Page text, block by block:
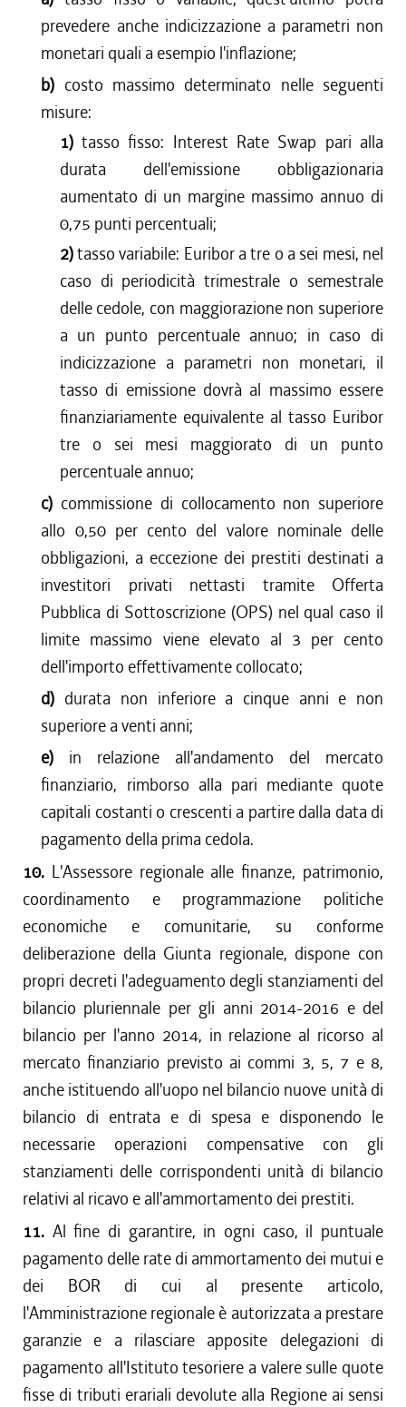
prevedere anche indicizzazione a parametri non
monetari quali a esempio l'inflazione;
b) costo massimo determinato nelle seguenti
misure:
1)tasso fisso: Interest Rate Swap pari alla
durata dell'emissione obbligazionaria
aumentato di un margine massimo annuo di
0,75 punti percentuali;
2)tasso variabile: Euribor a tre o a sei mesi, nel
caso di periodicità trimestrale o semestrale
delle cedole, con maggiorazione non superiore
a un punto percentuale annuo; in caso di
indicizzazione a parametri non monetari, il
tasso di emissione dovrà al massimo essere
finanziariamente equivalente al tasso Euribor
tre o sei mesi maggiorato di un punto
percentuale annuo;
c) commissione di collocamento non superiore
allo 0,50 per cento del valore nominale delle
obbligazioni, a eccezione dei prestiti destinati a
investitori privati nettasti tramite Offerta
Pubblica di Sottoscrizione (OPS) nel qual caso il
limite massimo viene elevato al 3 per cento
dell'importo effettivamente collocato;
d) durata non inferiore a cinque anni e non
superiore a venti anni;
e) in relazione all'andamento del mercato
finanziario, rimborso alla pari mediante quote
capitali costanti o crescenti a partire dalla data di
pagamento della prima cedola.
10. L'Assessore regionale alle finanze, patrimonio,
coordinamento e programmazione politiche
economiche e comunitarie, su conforme
deliberazione della Giunta regionale, dispone con
propri decreti l'adeguamento degli stanziamenti del
bilancio pluriennale per gli anni 2014-2016 e del
bilancio per l'anno 2014, in relazione al ricorso al
mercato finanziario previsto ai commi 3, 5, 7 e 8,
anche istituendo all'uopo nel bilancio nuove unità di
bilancio di entrata e di spesa e disponendo le
necessarie operazioni compensative con gli
stanziamenti delle corrispondenti unità di bilancio
relativi al ricavo e all'ammortamento dei prestiti.
11. Al fine di garantire, in ogni caso, il puntuale
pagamento delle rate di ammortamento dei mutui e
dei BOR di cui al presente articolo,
l'Amministrazione regionale è autorizzata a prestare
garanzie e a rilasciare apposite delegazioni di
pagamento all'Istituto tesoriere a valere sulle quote
fisse di tributi erariali devolute alla Regione ai sensi